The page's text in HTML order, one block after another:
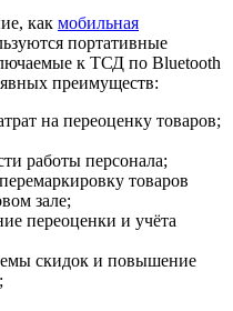
как мобильная
портативные
к ТСД по Bluetooth
преимуществ:
на переоценку товаров;
работы персонала;
товаров
зале;
переоценки и учёта
скидок и повышение